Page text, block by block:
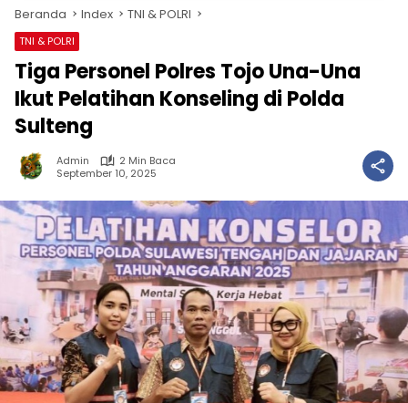
Beranda Index TNI & POLRI
TNI & POLRI
Tiga Personel Polres Tojo Una-Una
Ikut Pelatihan Konseling di Polda
Sulteng
Admin
2 Min Baca
September 10, 2025